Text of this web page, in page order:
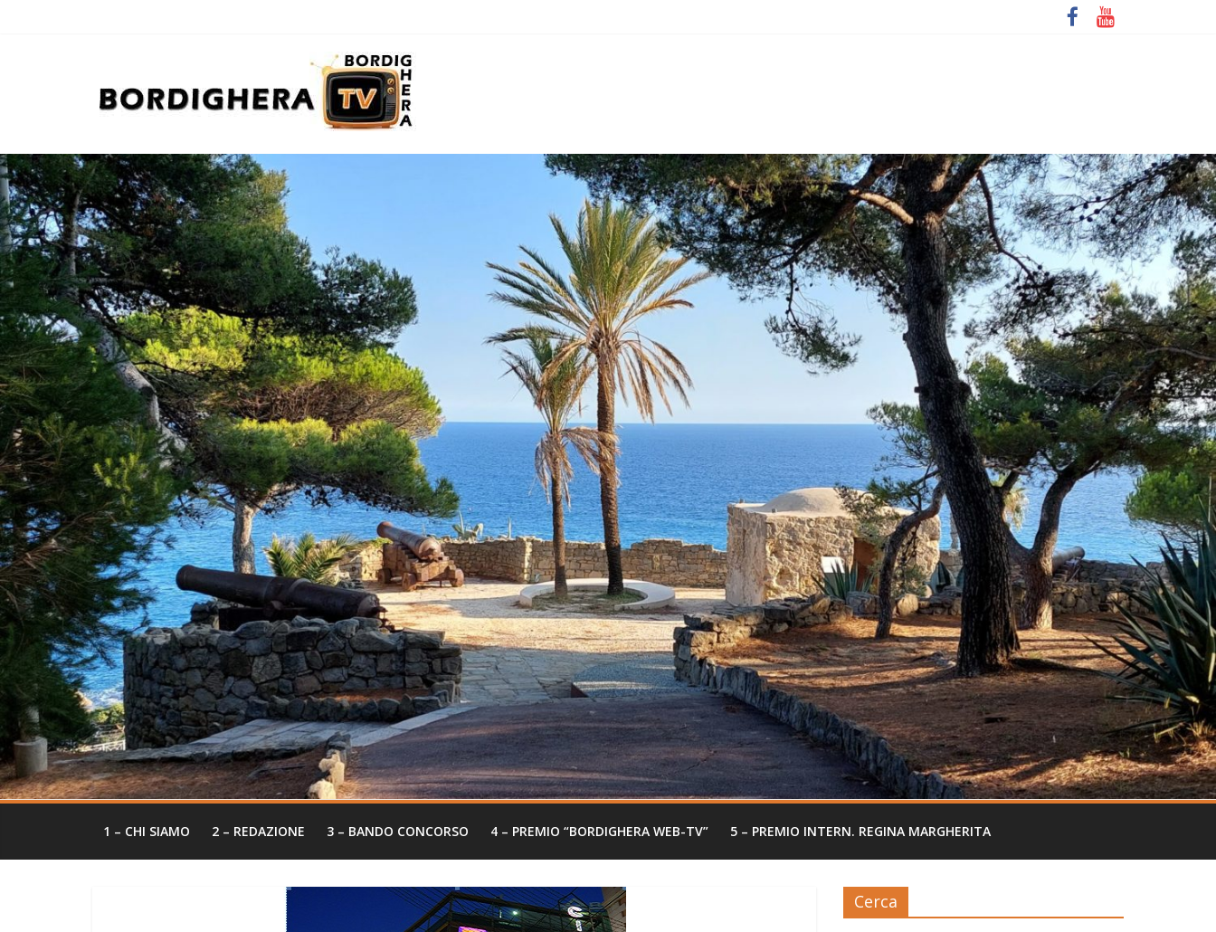
1 – CHI SIAMO 2 – REDAZIONE 3 – BANDO CONCORSO 4 – PREMIO “BORDIGHERA WEB-TV” 5 – PREMIO INTERN. REGINA MARGHERITA
Cerca